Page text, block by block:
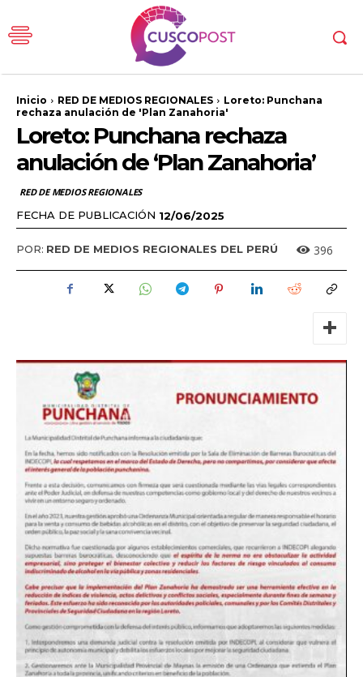
Inicio RED DE MEDIOS REGIONALES
Loreto: Punchana
rechaza anulación de 'Plan Zanahoria'
Loreto: Punchana rechaza
anulación de ‘Plan Zanahoria’
RED DE MEDIOS REGIONALES
FECHA DE PUBLICACIÓN 12/06/2025
POR: RED DE MEDIOS REGIONALES DEL PERÚ 396